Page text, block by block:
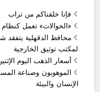
فإنا خلقناكم من تراب
«الحوالات» تعمل
محافظ الدقهلية يتفقد
لمكتب توثيق الخارجية
أسعار الذهب اليوم
الموهوبون وصناعة
الإنسان والبيئة